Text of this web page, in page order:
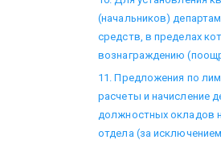
(начальников)
средств, в пределах
вознаграждению
11. Предложения по
расчеты и начисление
должностных окладов
отдела (за